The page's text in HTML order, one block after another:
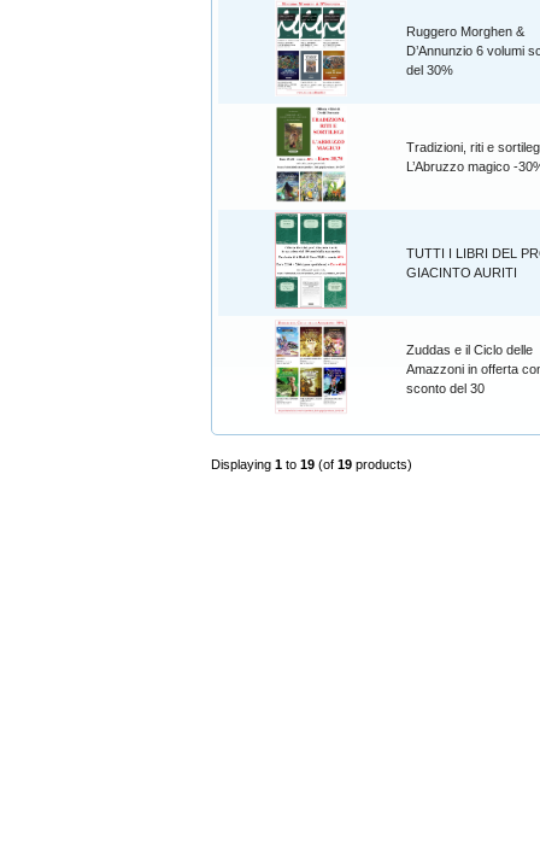
Ruggero Morghen &
D’Annunzio 6 volumi
del 30%
Tradizioni, riti e
L’Abruzzo magico -
TUTTI I LIBRI DEL
GIACINTO AURITI
Zuddas e il Ciclo delle
Amazzoni in offerta
sconto del 30
Displaying 1 to 19 (of 19 products)